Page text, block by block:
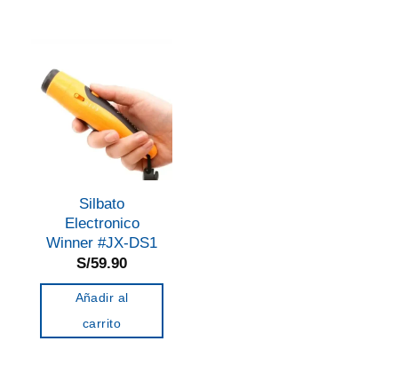
Silbato
Electronico
Winner #JX-DS1
S/59.90
Añadir al
carrito